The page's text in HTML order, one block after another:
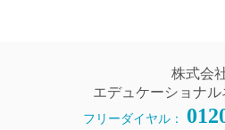
株式会
エデュケーショナル
フリーダイヤル：